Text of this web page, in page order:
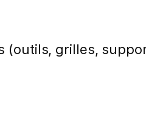
grilles,